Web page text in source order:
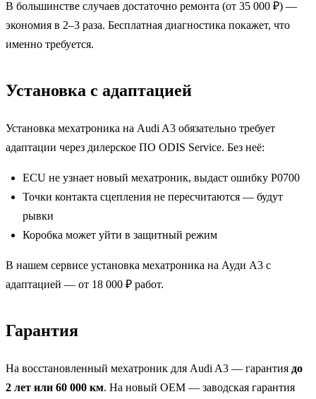
В большинстве случаев достаточно ремонта (от 35 000 ₽) —
экономия в 2–3 раза. Бесплатная диагностика покажет, что
именно требуется.
Установка с адаптацией
Установка мехатроника на Audi A3 обязательно требует
адаптации через дилерское ПО ODIS Service. Без неё:
ECU не узнает новый мехатроник, выдаст ошибку P0700
Точки контакта сцепления не пересчитаются — будут
рывки
Коробка может уйти в защитный режим
В нашем сервисе установка мехатроника на Ауди А3 с
адаптацией — от 18 000 ₽ работ.
Гарантия
На восстановленный мехатроник для Audi A3 — гарантия до
2 лет или 60 000 км. На новый OEM — заводская гарантия